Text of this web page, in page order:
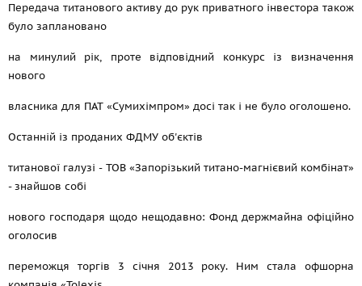
Передача титанового активу до рук приватного інвестора також
було заплановано
на минулий рік, проте відповідний конкурс із визначення
нового
власника для ПАТ «Сумихімпром» досі так і не було оголошено.
Останній із проданих ФДМУ об'єктів
титанової галузі - ТОВ «Запорізький титано-магнієвий комбінат»
- знайшов собі
нового господаря щодо нещодавно: Фонд держмайна офіційно
оголосив
переможця торгів 3 січня 2013 року. Ним стала офшорна